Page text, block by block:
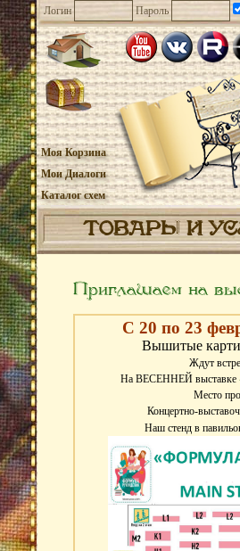
Логин Пароль
Моя Корзина
Мои Диалоги
Каталог схем
ТОВАРЫ И
Приглашаем на
С 20 по 23
Вышитые
Ждут
На ВЕСЕННЕЙ выставке
Место
Концертно-
Наш стенд в